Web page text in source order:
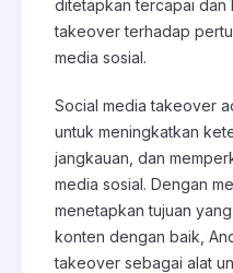
ditetapkan tercapai dan
takeover terhadap
media sosial.
Social media takeover
untuk meningkatkan
jangkauan, dan
media sosial. Dengan
menetapkan tujuan
konten dengan baik,
takeover sebagai alat